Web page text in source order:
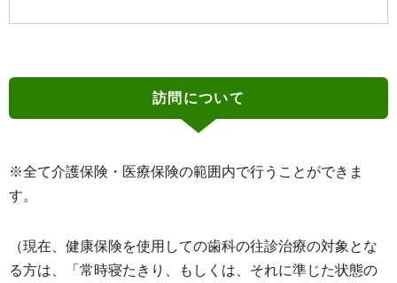
訪問について
※全て介護保険・医療保険の範囲内で行うことができま
す。
（現在、健康保険を使用しての歯科の往診治療の対象とな
る方は、「常時寝たきり、もしくは、それに準じた状態の